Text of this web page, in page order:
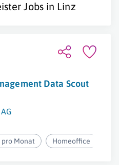
Jobs in Linz
Data Scout
pro Monat Homeoffice